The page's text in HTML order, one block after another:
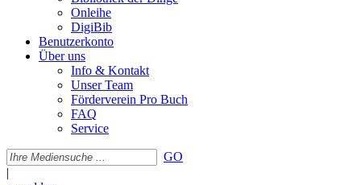
Onleihe
DigiBib
Benutzerkonto
Über uns
Info & Kontakt
Unser Team
Förderverein Pro Buch
FAQ
Service
GO
|